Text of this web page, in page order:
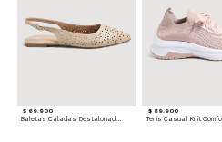
$ 69.900
Baletas Caladas Destalonadas
$ 89.900
Tenis Casual Knit